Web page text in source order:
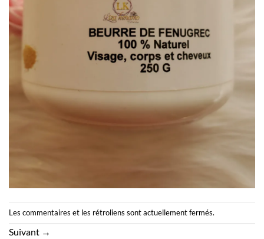
Les commentaires et les rétroliens sont actuellement fermés.
Suivant →